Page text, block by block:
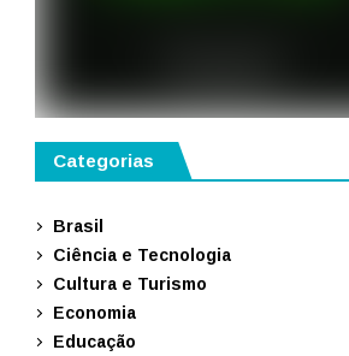
Categorias
Brasil
Ciência e Tecnologia
Cultura e Turismo
Economia
Educação